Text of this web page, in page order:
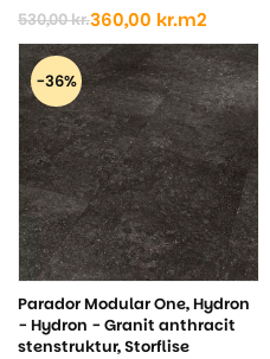
530,00kr.
Den
oprindelige
pris
var:
530,00 kr..
360,00 kr.
Den
aktuelle
pris
er:
360,00 kr..
m2
-36%
Parador Modular One, Hydron
- Hydron - Granit anthracit
stenstruktur, Storflise